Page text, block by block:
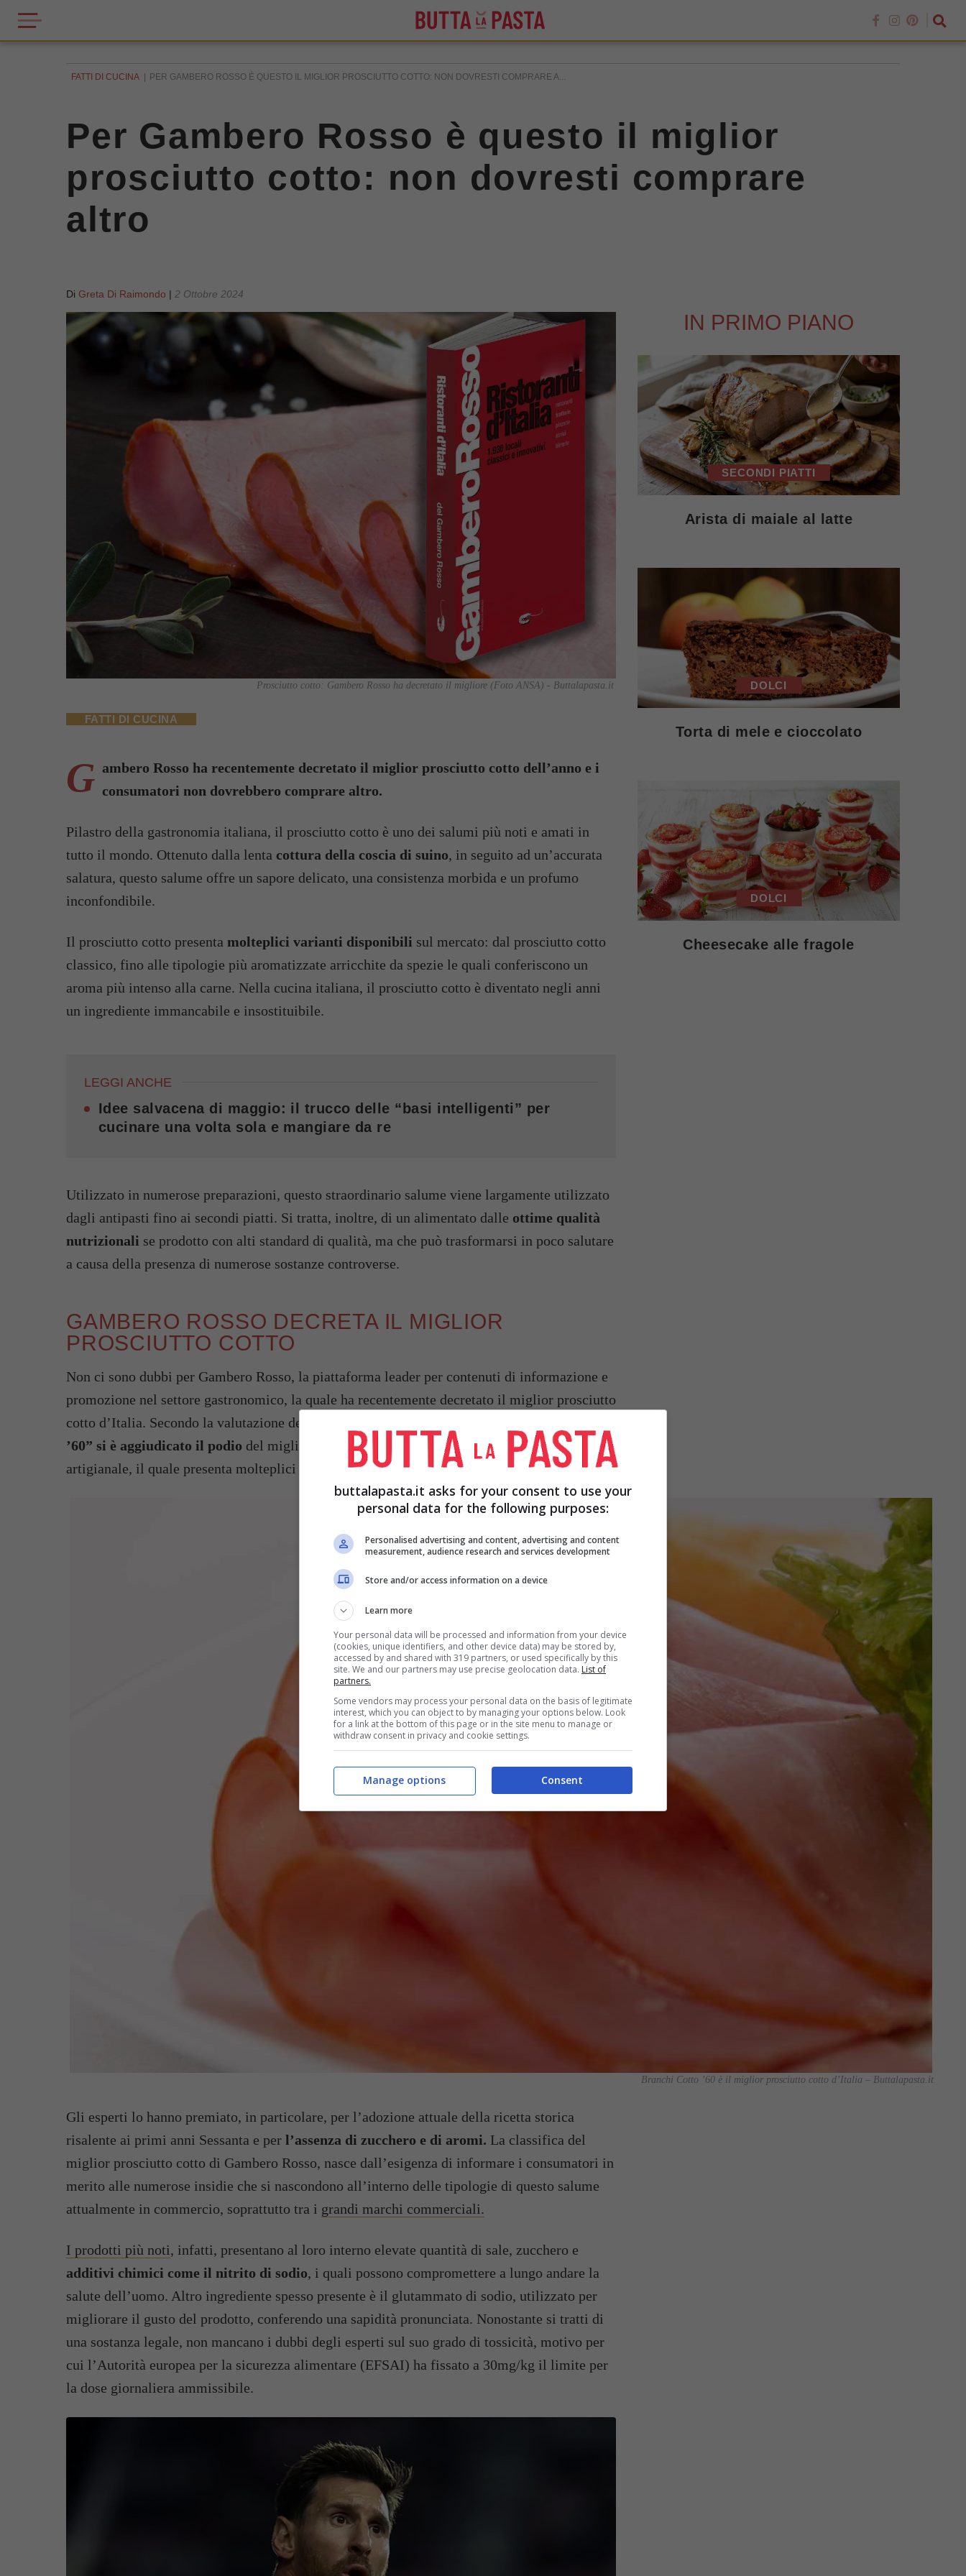
FATTI DI CUCINA PER GAMBERO ROSSO È QUESTO IL MIGLIOR PROSCIUTTO COTTO: NON DOVRESTI COMPRARE A...
Per Gambero Rosso è questo il miglior
prosciutto cotto: non dovresti comprare
altro
Di Greta Di Raimondo | 2 Ottobre 2024
Prosciutto cotto: Gambero Rosso ha decretato il migliore (Foto ANSA) - Buttalapasta.it
FATTI DI CUCINA
G ambero Rosso ha recentemente decretato il miglior prosciutto cotto dell’anno e i
consumatori non dovrebbero comprare altro.
Pilastro della gastronomia italiana, il prosciutto cotto è uno dei salumi più noti e amati in
tutto il mondo. Ottenuto dalla lenta cottura della coscia di suino, in seguito ad un’accurata
salatura, questo salume offre un sapore delicato, una consistenza morbida e un profumo
inconfondibile.
Il prosciutto cotto presenta molteplici varianti disponibili sul mercato: dal prosciutto cotto
classico, fino alle tipologie più aromatizzate arricchite da spezie le quali conferiscono un
aroma più intenso alla carne. Nella cucina italiana, il prosciutto cotto è diventato negli anni
un ingrediente immancabile e insostituibile.
LEGGI ANCHE
Idee salvacena di maggio: il trucco delle “basi intelligenti” per
cucinare una volta sola e mangiare da re
Utilizzato in numerose preparazioni, questo straordinario salume viene largamente utilizzato
dagli antipasti fino ai secondi piatti. Si tratta, inoltre, di un alimentato dalle ottime qualità
nutrizionali se prodotto con alti standard di qualità, ma che può trasformarsi in poco salutare
a causa della presenza di numerose sostanze controverse.
GAMBERO ROSSO DECRETA IL MIGLIOR
PROSCIUTTO COTTO
Non ci sono dubbi per Gambero Rosso, la piattaforma leader per contenuti di informazione e
promozione nel settore gastronomico, la quale ha recentemente decretato il miglior prosciutto
cotto d’Italia. Secondo la valutazione del team di esperti di Gambero Rosso,
’60” si è aggiudicato il podio del miglior prosciutto cotto. Si tratta di un prodotto
artigianale, il quale presenta molteplici caratteristiche di elevata qualità.
Branchi Cotto ’60 è il miglior prosciutto cotto d’Italia – Buttalapasta.it
Gli esperti lo hanno premiato, in particolare, per l’adozione attuale della ricetta storica
risalente ai primi anni Sessanta e per l’assenza di zucchero e di aromi. La classifica del
miglior prosciutto cotto di Gambero Rosso, nasce dall’esigenza di informare i consumatori in
merito alle numerose insidie che si nascondono all’interno delle tipologie di questo salume
attualmente in commercio, soprattutto tra i grandi marchi commerciali.
I prodotti più noti, infatti, presentano al loro interno elevate quantità di sale, zucchero e
additivi chimici come il nitrito di sodio, i quali possono compromettere a lungo andare la
salute dell’uomo. Altro ingrediente spesso presente è il glutammato di sodio, utilizzato per
migliorare il gusto del prodotto, conferendo una sapidità pronunciata. Nonostante si tratti di
una sostanza legale, non mancano i dubbi degli esperti sul suo grado di tossicità, motivo per
cui l’Autorità europea per la sicurezza alimentare (EFSAI) ha fissato a 30mg/kg il limite per
la dose giornaliera ammissibile.
IN PRIMO PIANO
SECONDI PIATTI
Arista di maiale al latte
DOLCI
Torta di mele e cioccolato
DOLCI
Cheesecake alle fragole
buttalapasta.it asks for your consent to use your
personal data for the following purposes:
Personalised advertising and content, advertising and content
measurement, audience research and services development
Store and/or access information on a device
Learn more
Your personal data will be processed and information from your device
(cookies, unique identifiers, and other device data) may be stored by,
accessed by and shared with 319 partners, or used specifically by this
site. We and our partners may use precise geolocation data. List of
partners.
Some vendors may process your personal data on the basis of legitimate
interest, which you can object to by managing your options below. Look
for a link at the bottom of this page or in the site menu to manage or
withdraw consent in privacy and cookie settings.
Consent
Manage options